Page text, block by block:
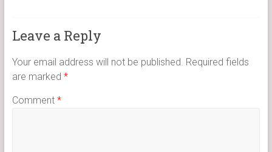
Leave a Reply
Your email address will not be published. Required fields
are marked *
Comment *